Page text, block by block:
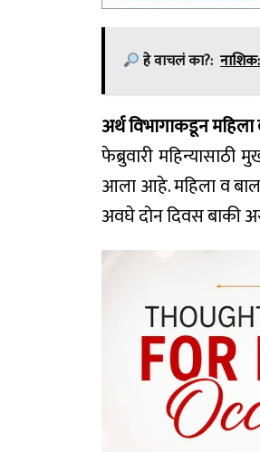
हे वाचलं का?:
अर्थ विभागाकडून महिला
फेब्रुवारी महिन्यासाठी
आला आहे. महिला व बाल
अवघे दोन दिवस बाकी